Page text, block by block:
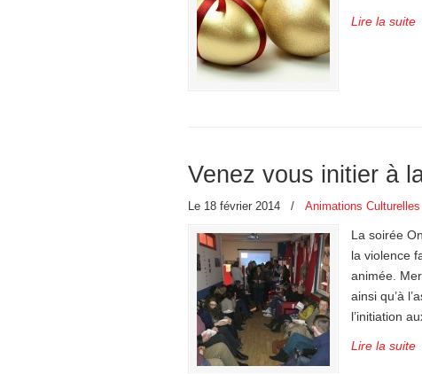
Lire la suite
Venez vous initier à
Le 18 février 2014 / Animations Culturelles
La soirée
la violence
animée.
ainsi qu’à
l’initiation
Lire la suite